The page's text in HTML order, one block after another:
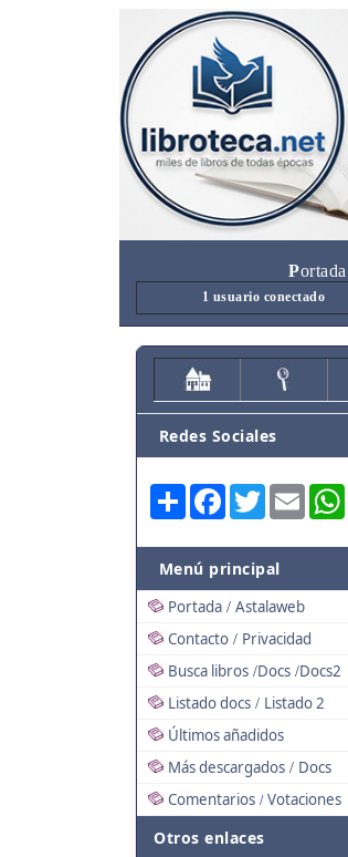
Portada
1 usuario conectado
Redes Sociales
Share FacebookTwitterEmail
Menú principal
Portada / Astalaweb
Contacto / Privacidad
Busca libros /Docs /Docs2
Listado docs / Listado 2
Últimos añadidos
Más descargados / Docs
Comentarios / Votaciones
Otros enlaces